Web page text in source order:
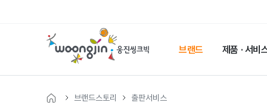
웅
진
크
빅
메
브랜드 제품 · 서비
브랜드스토리 출판서비스